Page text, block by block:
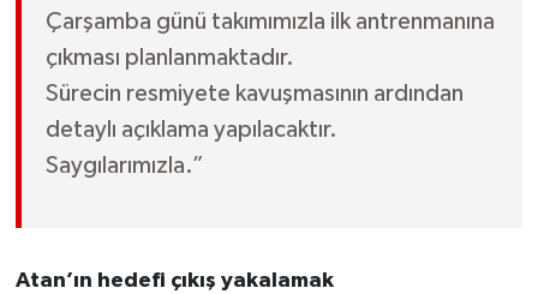
Çarşamba günü takımımızla ilk antrenmanına
çıkması planlanmaktadır.
Sürecin resmiyete kavuşmasının ardından
detaylı açıklama yapılacaktır.
Saygılarımızla.”
Atan’ın hedefi çıkış yakalamak